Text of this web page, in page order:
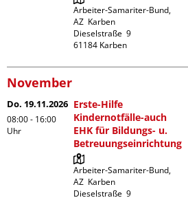
Arbeiter-Samariter-Bund,
AZ  Karben
Dieselstraße  9
November
Do. 19.11.2026
08:00 - 16:00
Uhr
Erste-Hilfe
Kindernotfälle-auch
EHK für Bildungs- u.
Betreuungseinrichtung
Arbeiter-Samariter-Bund,
AZ  Karben
Dieselstraße  9